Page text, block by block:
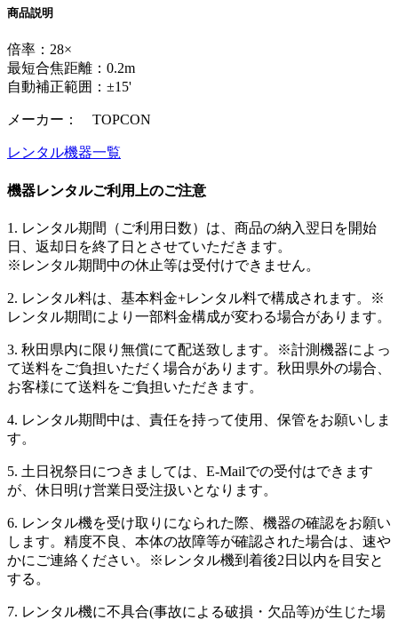
商品説明
倍率：28×
最短合焦距離：0.2m
自動補正範囲：±15'
メーカー： TOPCON
レンタル機器一覧
機器レンタルご利用上のご注意
1. レンタル期間（ご利用日数）は、商品の納入翌日を開始
日、返却日を終了日とさせていただきます。
※レンタル期間中の休止等は受付けできません。
2. レンタル料は、基本料金+レンタル料で構成されます。※
レンタル期間により一部料金構成が変わる場合があります。
3. 秋田県内に限り無償にて配送致します。※計測機器によっ
て送料をご負担いただく場合があります。秋田県外の場合、
お客様にて送料をご負担いただきます。
4. レンタル期間中は、責任を持って使用、保管をお願いしま
す。
5. 土日祝祭日につきましては、E-Mailでの受付はできます
が、休日明け営業日受注扱いとなります。
6. レンタル機を受け取りになられた際、機器の確認をお願い
します。精度不良、本体の故障等が確認された場合は、速や
かにご連絡ください。※レンタル機到着後2日以内を目安と
する。
7. レンタル機に不具合(事故による破損・欠品等)が生じた場